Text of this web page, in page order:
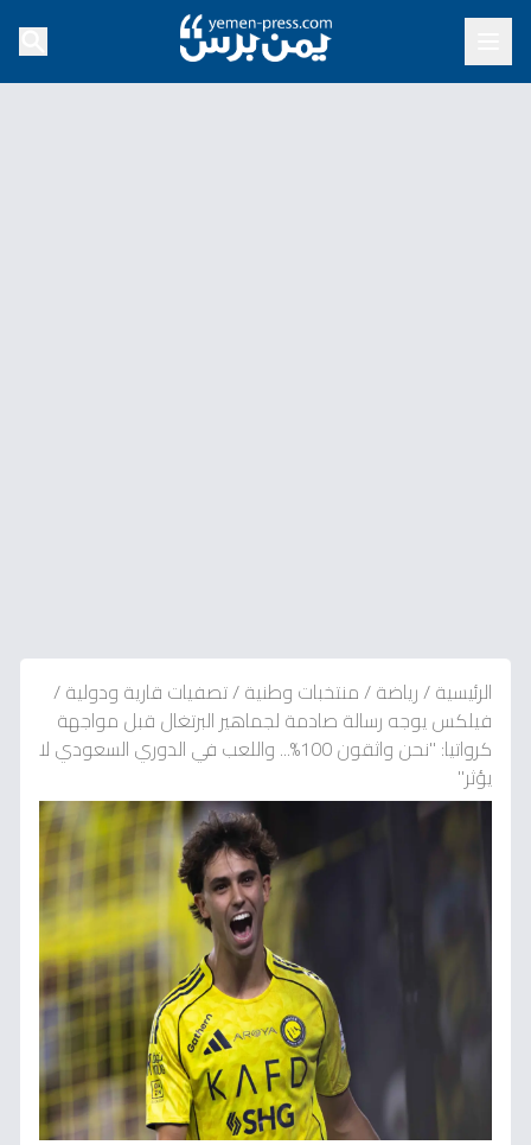
الرئيسية/رياضة/منتخبات وطنية/تصفيات قارية ودولية/
فيلكس يوجه رسالة صادمة لجماهير البرتغال قبل مواجهة
كرواتيا: "نحن واثقون 100%... واللعب في الدوري السعودي لا
يؤثر"